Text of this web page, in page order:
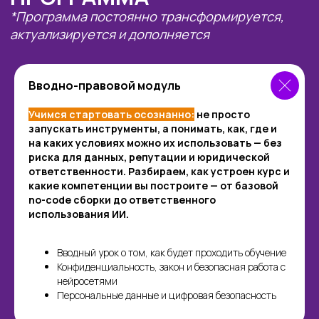
Вводно-правовой модуль
Учимся стартовать осознанно: не просто
запускать инструменты, а понимать, как, где и
на каких условиях можно их использовать — без
риска для данных, репутации и юридической
ответственности. Разбираем, как устроен курс и
какие компетенции вы построите — от базовой
no-code сборки до ответственного
использования ИИ.
Вводный урок о том, как будет проходить обучение
Конфиденциальность, закон и безопасная работа с
нейросетями
Персональные данные и цифровая безопасность
Текстовые модели (LLMs)
Коммуникации и бизнес-
сценарии
ПРОЕКТЫ,